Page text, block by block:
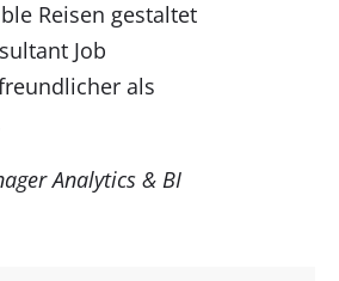
Reisen gestaltet
Job
als
Analytics & BI